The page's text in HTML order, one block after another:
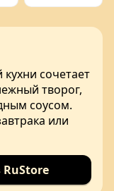
сочетает
творог,
соусом.
или